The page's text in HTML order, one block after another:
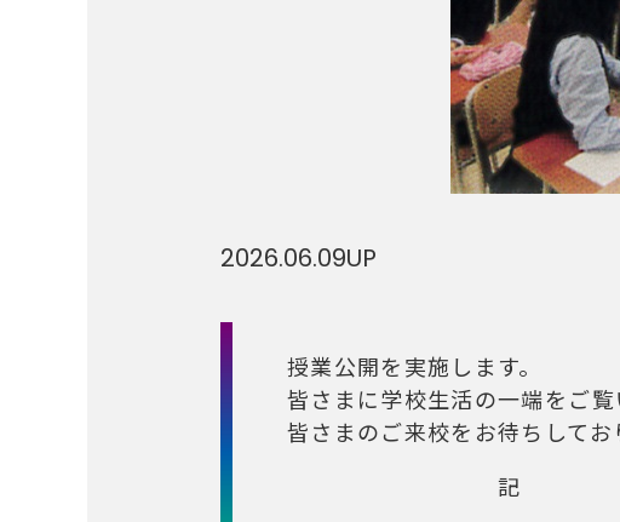
2026.06.09UP
授業公開を実施します。
皆さまに学校生活の一端をご
皆さまのご来校をお待ちしてお
記